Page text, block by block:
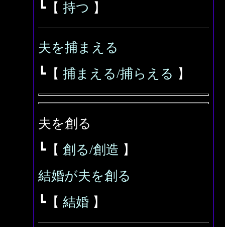
┗【 持つ 】
夫を捕まえる
┗【 捕まえる/捕らえる 】
夫を創る
┗【 創る/創造 】
結婚が夫を創る
┗【 結婚 】